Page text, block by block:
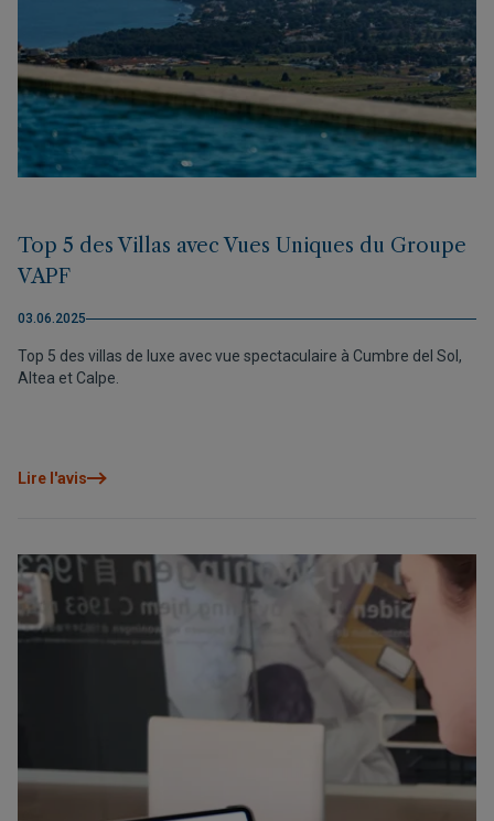
Top 5 des Villas avec Vues Uniques du Groupe
VAPF
03.06.2025
Top 5 des villas de luxe avec vue spectaculaire à Cumbre del Sol,
Altea et Calpe.
Lire l'avis